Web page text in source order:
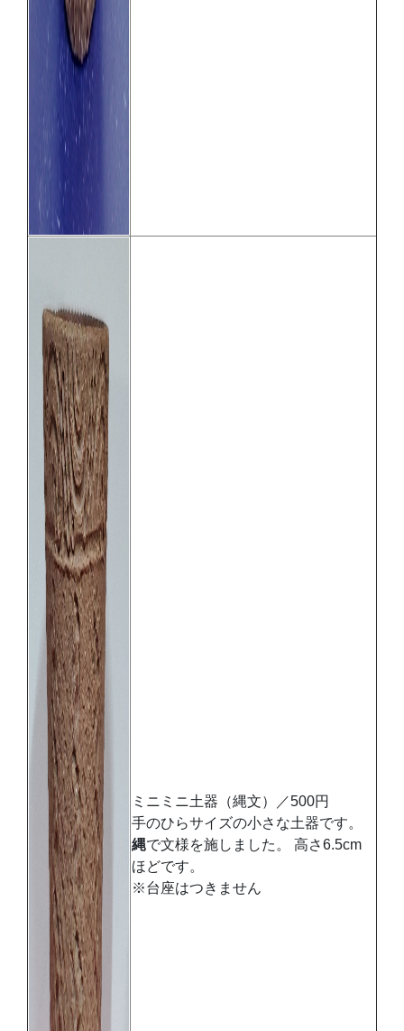
ミニミニ土器（縄文）／500円
手のひらサイズの小さな土器です。
縄で文様を施しました。
高さ6.5cm
ほどです。
※台座はつきません